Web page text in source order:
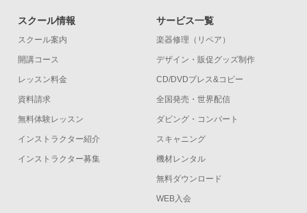
スクール情報
スクール案内
開講コース
レッスン料金
資料請求
無料体験レッスン
インストラクター紹介
インストラクター募集
サービス一覧
楽器修理（リペア）
デザイン・販促グッズ制作
CD/DVDプレス&コピー
全国発売・世界配信
ダビング・コンバート
スキャニング
機材レンタル
無料ダウンロード
WEB入会